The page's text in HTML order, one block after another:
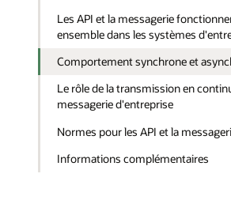
Les API et la messagerie
ensemble dans les systèmes
Comportement synchrone et
Le rôle de la transmission en
messagerie d'entreprise
Normes pour les API et la
Informations complémentaires